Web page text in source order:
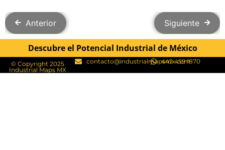
Anterior Siguiente
Descubre el Potencial Industrial de México
© Copyright 2025
Industrial Maps MX​
contacto@industrialmapsmx.com
442 459 1870